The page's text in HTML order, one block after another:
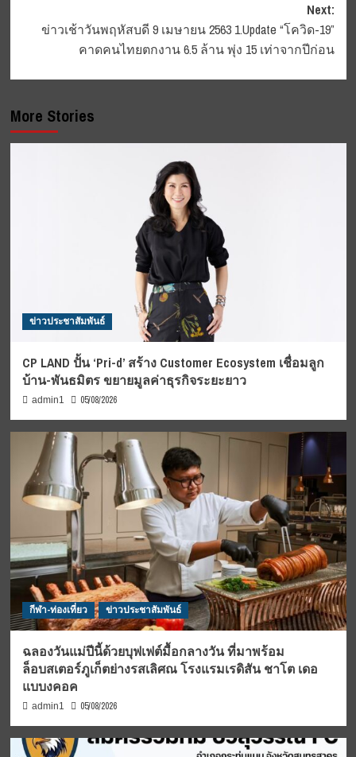
Next:
ข่าวเช้าวันพฤหัสบดี 9 เมษายน 2563 1.Update “โควิด-19”
คาดคนไทยตกงาน 6.5 ล้าน พุ่ง 15 เท่าจากปีก่อน
More Stories
ข่าวประชาสัมพันธ์
CP LAND ปั้น ‘Pri-d’ สร้าง Customer Ecosystem เชื่อมลูก
บ้าน-พันธมิตร ขยายมูลค่าธุรกิจระยะยาว
admin1 05/08/2026
กีฬา-ท่องเที่ยว ข่าวประชาสัมพันธ์
ฉลองวันแม่ปีนี้ด้วยบุฟเฟต์มื้อกลางวัน ที่มาพร้อม
ล็อบสเตอร์ภูเก็ตย่างรสเลิศณ โรงแรมเรดิสัน ชาโต เดอ
แบบงคอค
admin1 05/08/2026